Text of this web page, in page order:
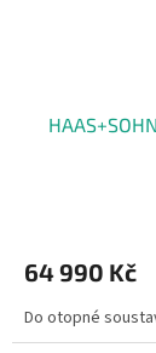
64 990 Kč
Do otopné